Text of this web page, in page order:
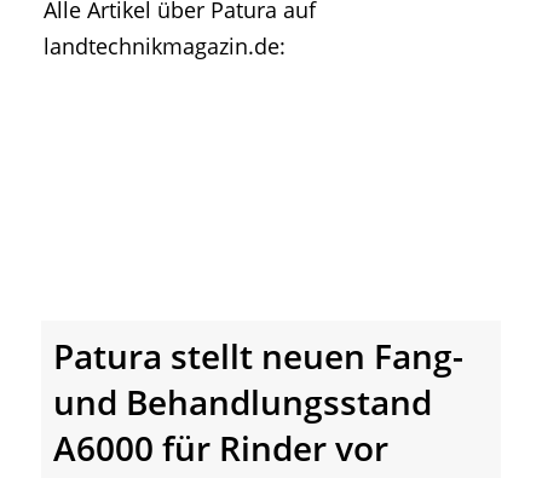
• Geschichte und Geschichten
• Messen und Veranstaltungen
Alle Artikel über Patura auf
landtechnikmagazin.de:
Patura stellt neuen Fang-
und Behandlungsstand
A6000 für Rinder vor